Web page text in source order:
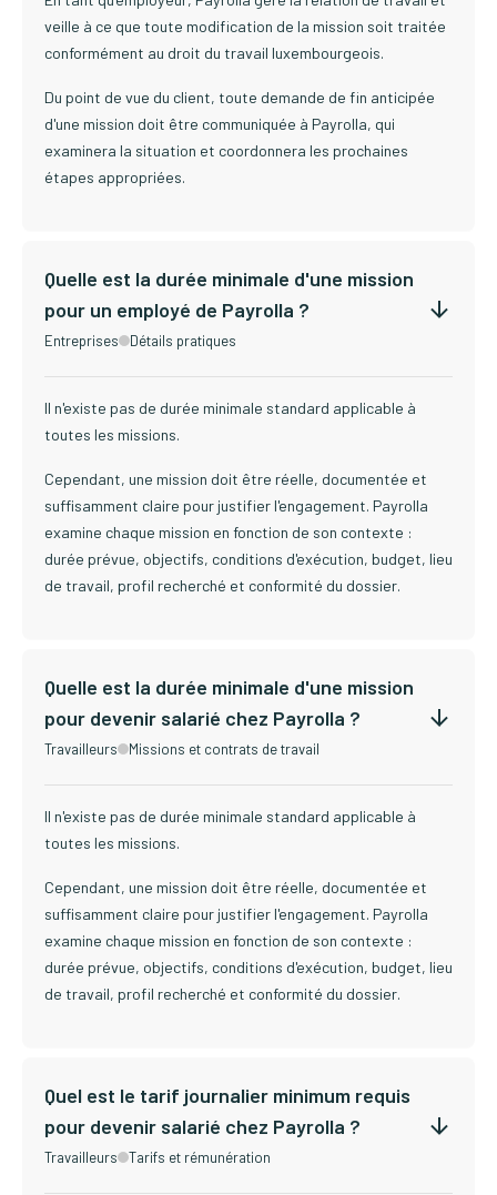
veille à ce que toute modification de la mission soit traitée
conformément au droit du travail luxembourgeois.
Du point de vue du client, toute demande de fin anticipée
d'une mission doit être communiquée à Payrolla, qui
examinera la situation et coordonnera les prochaines
étapes appropriées.
Quelle est la durée minimale d'une mission
pour un employé de Payrolla ?
Entreprises Détails pratiques
Il n'existe pas de durée minimale standard applicable à
toutes les missions.
Cependant, une mission doit être réelle, documentée et
suffisamment claire pour justifier l'engagement. Payrolla
examine chaque mission en fonction de son contexte :
durée prévue, objectifs, conditions d'exécution, budget, lieu
de travail, profil recherché et conformité du dossier.
Quelle est la durée minimale d'une mission
pour devenir salarié chez Payrolla ?
Travailleurs Missions et contrats de travail
Il n'existe pas de durée minimale standard applicable à
toutes les missions.
Cependant, une mission doit être réelle, documentée et
suffisamment claire pour justifier l'engagement. Payrolla
examine chaque mission en fonction de son contexte :
durée prévue, objectifs, conditions d'exécution, budget, lieu
de travail, profil recherché et conformité du dossier.
Quel est le tarif journalier minimum requis
pour devenir salarié chez Payrolla ?
Travailleurs Tarifs et rémunération